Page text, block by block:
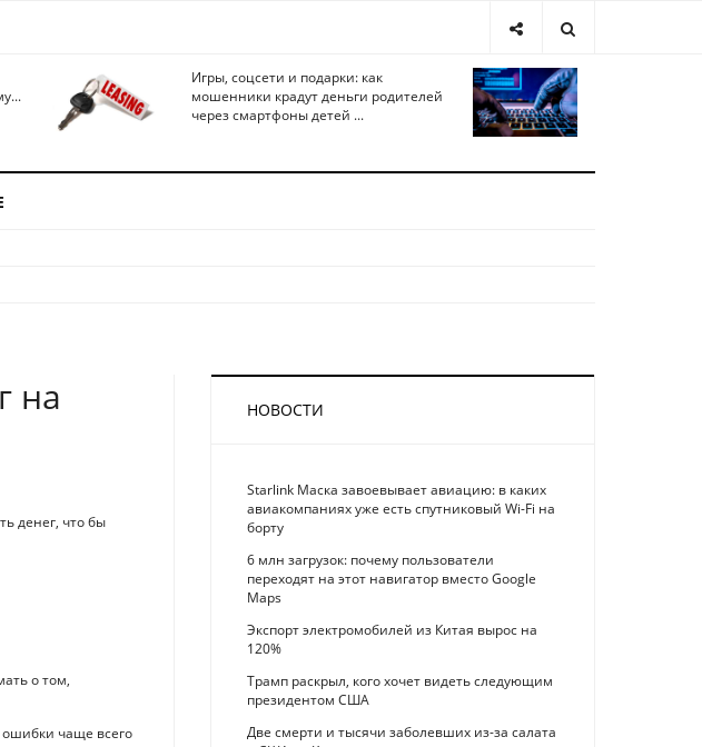
Игры, соцсети и подарки: как
мошенники крадут деньги родителей
через смартфоны детей ...
на
денег, что бы
о том,
ошибки чаще всего
НОВОСТИ
Starlink Маска завоевывает авиацию: в каких
авиакомпаниях уже есть спутниковый Wi-Fi на
борту
6 млн загрузок: почему пользователи
переходят на этот навигатор вместо Google
Maps
Экспорт электромобилей из Китая вырос на
120%
Трамп раскрыл, кого хочет видеть следующим
президентом США
Две смерти и тысячи заболевших из-за салата